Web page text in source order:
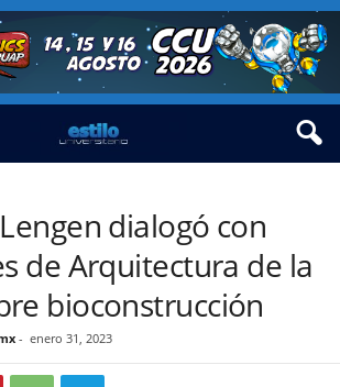
dialogó con
de Arquitectura de la
bioconstrucción
- enero 31, 2023